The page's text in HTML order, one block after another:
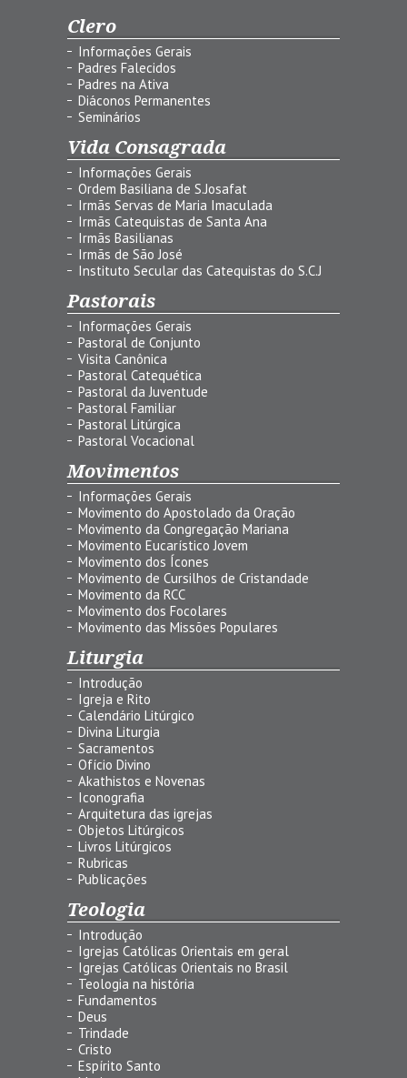
Clero
Informações Gerais
Padres Falecidos
Padres na Ativa
Diáconos Permanentes
Seminários
Vida Consagrada
Informações Gerais
Ordem Basiliana de S.Josafat
Irmãs Servas de Maria Imaculada
Irmãs Catequistas de Santa Ana
Irmãs Basilianas
Irmãs de São José
Instituto Secular das Catequistas do S.C.J
Pastorais
Informações Gerais
Pastoral de Conjunto
Visita Canônica
Pastoral Catequética
Pastoral da Juventude
Pastoral Familiar
Pastoral Litúrgica
Pastoral Vocacional
Movimentos
Informações Gerais
Movimento do Apostolado da Oração
Movimento da Congregação Mariana
Movimento Eucarístico Jovem
Movimento dos Ícones
Movimento de Cursilhos de Cristandade
Movimento da RCC
Movimento dos Focolares
Movimento das Missões Populares
Liturgia
Introdução
Igreja e Rito
Calendário Litúrgico
Divina Liturgia
Sacramentos
Ofício Divino
Akathistos e Novenas
Iconografia
Arquitetura das igrejas
Objetos Litúrgicos
Livros Litúrgicos
Rubricas
Publicações
Teologia
Introdução
Igrejas Católicas Orientais em geral
Igrejas Católicas Orientais no Brasil
Teologia na história
Fundamentos
Deus
Trindade
Cristo
Espírito Santo